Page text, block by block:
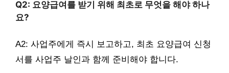
Q2: 요양급여를 받기 위해 최초로 무엇을 해야 하나
요?
A2: 사업주에게 즉시 보고하고, 최초 요양급여 신청
서를 사업주 날인과 함께 준비해야 합니다.